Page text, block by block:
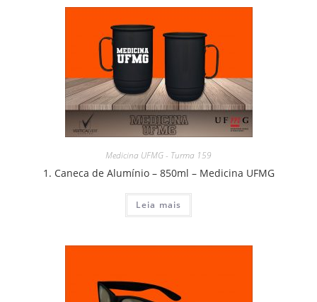
Medicina UFMG - Turma 159
1. Caneca de Alumínio – 850ml – Medicina UFMG
Leia mais